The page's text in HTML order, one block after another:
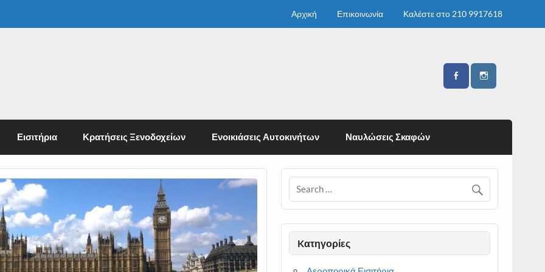
Αρχική Επικοινωνία Καλέστε στο 210 9917618
Εισιτήρια Κρατήσεις Ξενοδοχείων Ενοικιάσεις Αυτοκινήτων Ναυλώσεις Σκαφών
Kατηγορίες